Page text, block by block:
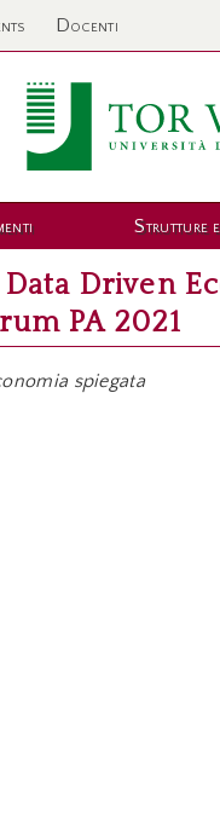
Docenti
Strutture
Data Driven
PA 2021
spiegata